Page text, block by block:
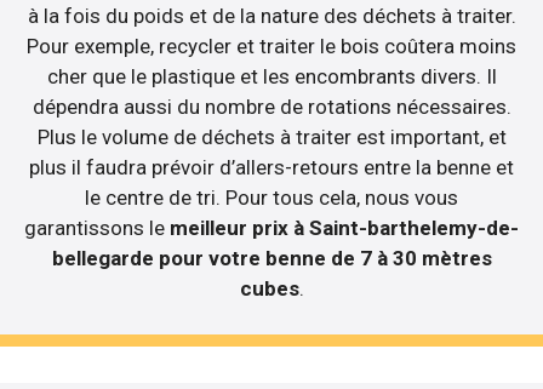
à la fois du poids et de la nature des déchets à traiter.
Pour exemple, recycler et traiter le bois coûtera moins
cher que le plastique et les encombrants divers. Il
dépendra aussi du nombre de rotations nécessaires.
Plus le volume de déchets à traiter est important, et
plus il faudra prévoir d’allers-retours entre la benne et
le centre de tri. Pour tous cela, nous vous
garantissons le meilleur prix à Saint-barthelemy-de-
bellegarde pour votre benne de 7 à 30 mètres
cubes.